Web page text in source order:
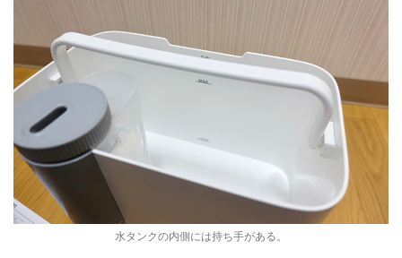
水タンクの内側には持ち手がある。